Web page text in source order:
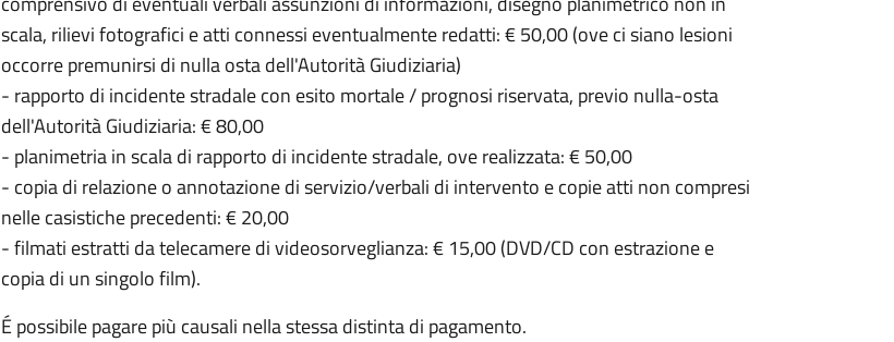
scala, rilievi fotografici e atti connessi eventualmente redatti: € 50,00 (ove ci siano lesioni
occorre premunirsi di nulla osta dell'Autorità Giudiziaria)
- rapporto di incidente stradale con esito mortale / prognosi riservata, previo nulla-osta
dell'Autorità Giudiziaria: € 80,00
- planimetria in scala di rapporto di incidente stradale, ove realizzata: € 50,00
- copia di relazione o annotazione di servizio/verbali di intervento e copie atti non compresi
nelle casistiche precedenti: € 20,00
- filmati estratti da telecamere di videosorveglianza: € 15,00 (DVD/CD con estrazione e
copia di un singolo film).
É possibile pagare più causali nella stessa distinta di pagamento.